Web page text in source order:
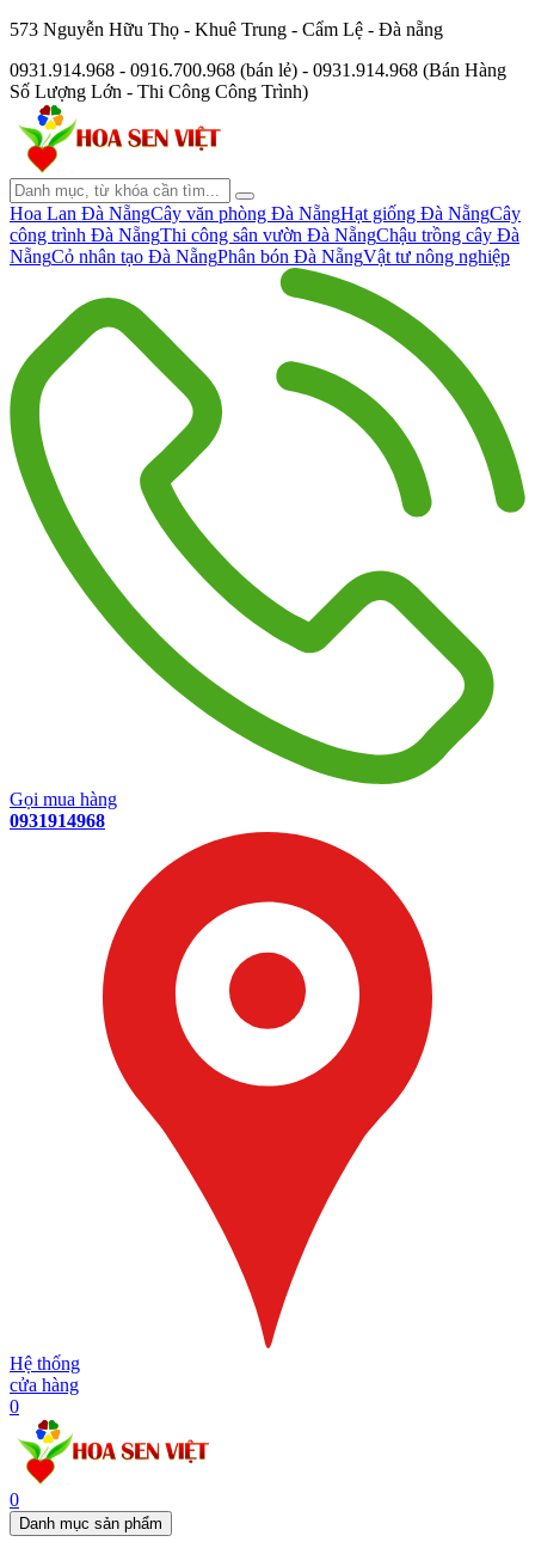
573 Nguyễn Hữu Thọ - Khuê Trung - Cẩm Lệ - Đà nẵng
0931.914.968 - 0916.700.968 (bán lẻ) - 0931.914.968 (Bán Hàng
Số Lượng Lớn - Thi Công Công Trình)
Hoa Lan Đà NẵngCây văn phòng Đà NẵngHạt giống Đà NẵngCây
công trình Đà NẵngThi công sân vườn Đà NẵngChậu trồng cây Đà
NẵngCỏ nhân tạo Đà NẵngPhân bón Đà NẵngVật tư nông nghiệp
Gọi mua hàng
0931914968
Hệ thống
cửa hàng
0
0
Danh mục sản phẩm